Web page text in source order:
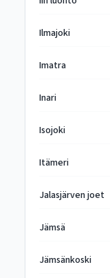
Ilmajoki
Imatra
Inari
Isojoki
Itämeri
Jalasjärven joet
Jämsä
Jämsänkoski